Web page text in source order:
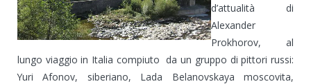
d’attualità di
Alexander
Prokhorov, al
lungo viaggio in Italia compiuto da un gruppo di pittori russi:
Yuri Afonov, siberiano, Lada Belanovskaya moscovita,